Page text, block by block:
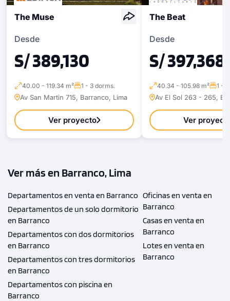
The Muse
Desde
S/ 389,130
40.00 - 119.34 m² 1 - 3 dorms.
Av San Martin 715, Barranco, Lima
Ver proyecto
The Beat
Desde
S/ 397,368
40.34 - 105.98 m² 1 -
Av El Sol 263 - 265,
Ver
Ver más en Barranco, Lima
Departamentos en venta en Barranco
Departamentos de un solo dormitorio
en Barranco
Departamentos con dos dormitorios
en Barranco
Departamentos con tres dormitorios
en Barranco
Departamentos con piscina en
Barranco
Oficinas en venta en
Barranco
Casas en venta en
Barranco
Lotes en venta en
Barranco